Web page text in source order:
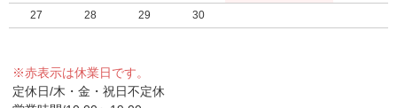
27
28 29 30
※赤表示は休業日です。
定休日/木・金・祝日不定休